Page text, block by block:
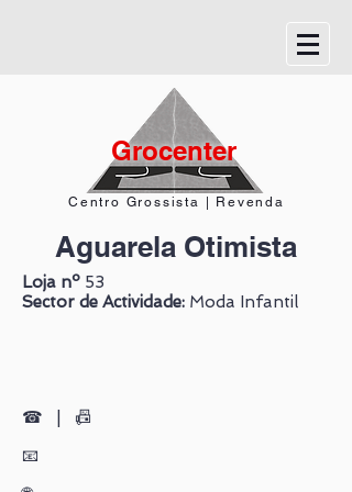
Grocenter
Centro Grossista | Revenda
Aguarela Otimista
Loja nº 53
Sector de Actividade: Moda Infantil
☎
| 📠
📧